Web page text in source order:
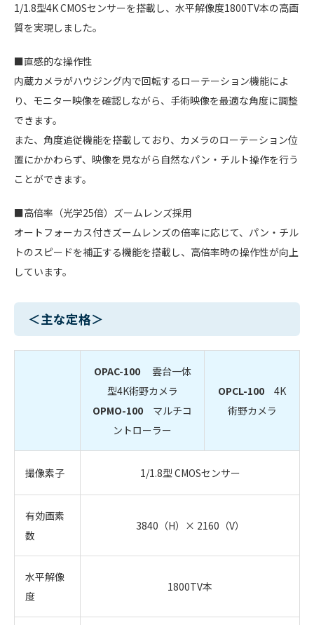
1/1.8型4K CMOSセンサーを搭載し、水平解像度1800TV本の高画
質を実現しました。
■直感的な操作性
内蔵カメラがハウジング内で回転するローテーション機能によ
り、モニター映像を確認しながら、手術映像を最適な角度に調整
できます。
また、角度追従機能を搭載しており、カメラのローテーション位
置にかかわらず、映像を見ながら自然なパン・チルト操作を行う
ことができます。
■高倍率（光学25倍）ズームレンズ採用
オートフォーカス付きズームレンズの倍率に応じて、パン・チル
トのスピードを補正する機能を搭載し、高倍率時の操作性が向上
しています。
＜主な定格＞
OPAC-100雲台一体
型4K術野カメラ
OPMO-100 マルチコ
ントローラー
OPCL-100 4K
術野カメラ
撮像素子 1/1.8型 CMOSセンサー
有効画素
数
3840（H）× 2160（V）
水平解像
度
1800TV本